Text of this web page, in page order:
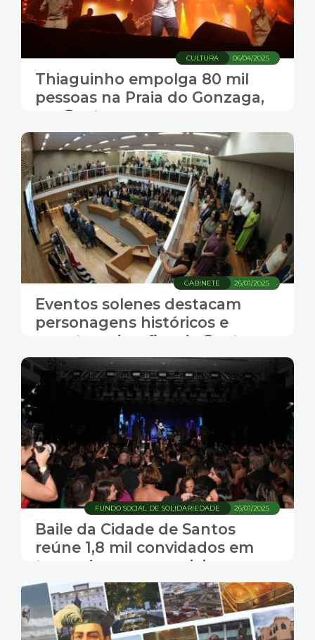
06/04/2025
CULTURA
Thiaguinho empolga 80 mil
pessoas na Praia do Gonzaga,
em Santos
26/01/2025
GABINETE
Eventos solenes destacam
personagens históricos e
apontam desafios de Santos
para o futuro
26/01/2025
FUNDO SOCIAL DE SOLIDARIEDADE
Baile da Cidade de Santos
reúne 1,8 mil convidados em
torno de causas sociais